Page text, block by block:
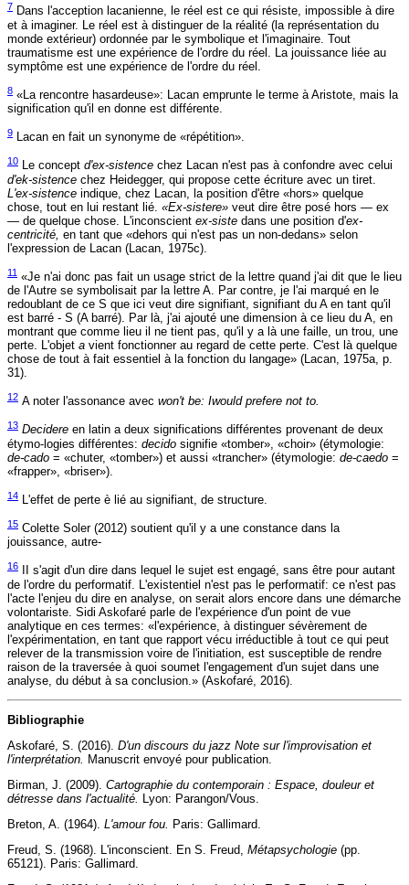
7 Dans l'acception lacanienne, le réel est ce qui résiste, impossible à dire
et à imaginer. Le réel est à distinguer de la réalité (la représentation du
monde extérieur) ordonnée par le symbolique et l'imaginaire. Tout
traumatisme est une expérience de l'ordre du réel. La jouissance liée au
symptôme est une expérience de l'ordre du réel.
8 «La rencontre hasardeuse»: Lacan emprunte le terme à Aristote, mais la
signification qu'il en donne est différente.
9 Lacan en fait un synonyme de «répétition».
10 Le concept d'ex-sistence chez Lacan n'est pas à confondre avec celui
d'ek-sistence chez Heidegger, qui propose cette écriture avec un tiret.
L'ex-sistence indique, chez Lacan, la position d'être «hors» quelque
chose, tout en lui restant lié. «Ex-sistere» veut dire être posé hors — ex
— de quelque chose. L'inconscient ex-siste dans une position d'ex-
centricité, en tant que «dehors qui n'est pas un non-dedans» selon
l'expression de Lacan (Lacan, 1975c).
11 «Je n'ai donc pas fait un usage strict de la lettre quand j'ai dit que le lieu
de l'Autre se symbolisait par la lettre A. Par contre, je l'ai marqué en le
redoublant de ce S que ici veut dire signifiant, signifiant du A en tant qu'il
est barré - S (A barré). Par là, j'ai ajouté une dimension à ce lieu du A, en
montrant que comme lieu il ne tient pas, qu'il y a là une faille, un trou, une
perte. L'objet a vient fonctionner au regard de cette perte. C'est là quelque
chose de tout à fait essentiel à la fonction du langage» (Lacan, 1975a, p.
31).
12 A noter l'assonance avec won't be: Iwould prefere not to.
13 Decidere en latin a deux significations différentes provenant de deux
étymo-logies différentes: decido signifie «tomber», «choir» (étymologie:
de-cado = «chuter, «tomber») et aussi «trancher» (étymologie: de-caedo =
«frapper», «briser»).
14 L'effet de perte è lié au signifiant, de structure.
15 Colette Soler (2012) soutient qu'il y a une constance dans la
jouissance, autre-
16
II s'agit d'un dire dans lequel le sujet est engagé, sans être pour autant
de l'ordre du performatif. L'existentiel n'est pas le performatif: ce n'est pas
l'acte l'enjeu du dire en analyse, on serait alors encore dans une démarche
volontariste. Sidi Askofaré parle de l'expérience d'un point de vue
analytique en ces termes: «l'expérience, à distinguer sévèrement de
l'expérimentation, en tant que rapport vécu irréductible à tout ce qui peut
relever de la transmission voire de l'initiation, est susceptible de rendre
raison de la traversée à quoi soumet l'engagement d'un sujet dans une
analyse, du début à sa conclusion.» (Askofaré, 2016).
Bibliographie
Askofaré, S. (2016). D'un discours du jazz Note sur l'improvisation et
l'interprétation. Manuscrit envoyé pour publication.
Birman, J. (2009). Cartographie du contemporain : Espace, douleur et
détresse dans l'actualité. Lyon: Parangon/Vous.
Breton, A. (1964). L'amour fou. Paris: Gallimard.
Freud, S. (1968). L'inconscient. En S. Freud, Métapsychologie (pp.
65121). Paris: Gallimard.